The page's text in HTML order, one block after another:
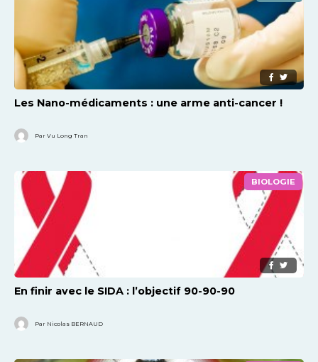
Les Nano-médicaments : une arme anti-cancer !
Par Vu Long Tran
BIOLOGIE
En finir avec le SIDA : l’objectif 90-90-90
Par Nicolas BERNAUD